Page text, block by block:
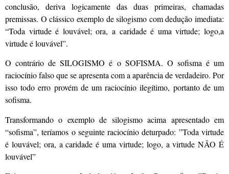
conclusão, deriva logicamente das duas primeiras, chamadas
premissas. O clássico exemplo de silogismo com dedução imediata:
“Toda virtude é louvável; ora, a caridade é uma virtude; logo,a
virtude é louvável”.
O contrário de SILOGISMO é o SOFISMA. O sofisma é um
raciocínio falso que se apresenta com a aparência de verdadeiro. Por
isso todo erro provém de um raciocínio ilegítimo, portanto de um
sofisma.
Transformando o exemplo de silogismo acima apresentado em
“sofisma”, teríamos o seguinte raciocínio deturpado: ”Toda virtude
é louvável; ora, a caridade é uma virtude; logo, a virtude NÃO É
louvável”